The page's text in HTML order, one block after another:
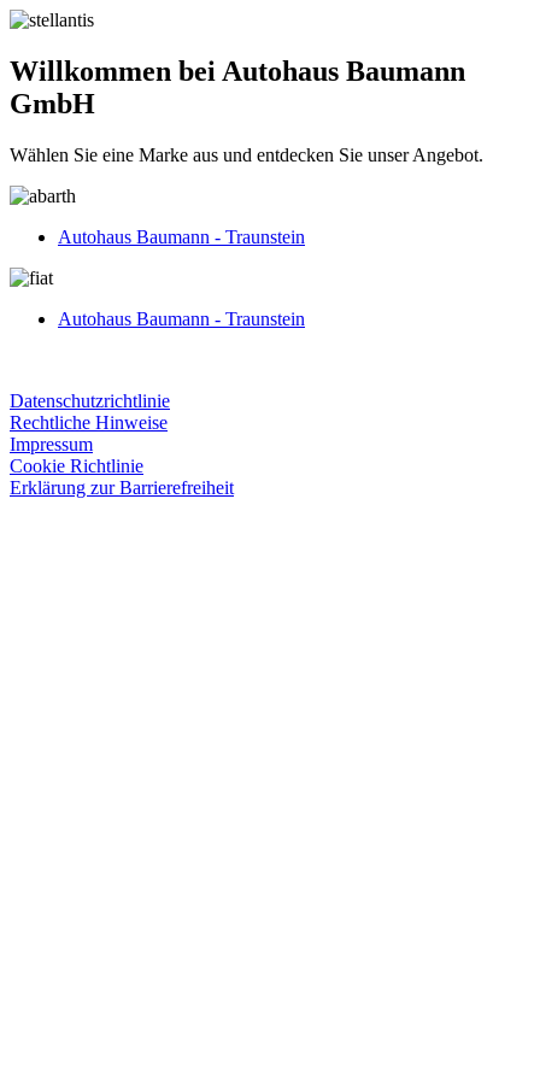
Willkommen bei Autohaus Baumann
GmbH
Wählen Sie eine Marke aus und entdecken Sie unser Angebot.
Autohaus Baumann - Traunstein
Autohaus Baumann - Traunstein
Datenschutzrichtlinie
Rechtliche Hinweise
Impressum
Cookie Richtlinie
Erklärung zur Barrierefreiheit